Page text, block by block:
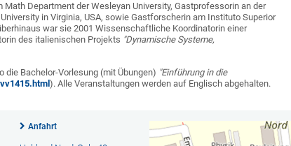
Math Department der Wesleyan University, Gastprofessorin an der
in Virginia, USA, sowie Gastforscherin am Instituto Superior
war sie 2001 Wissenschaftliche Koordinatorin einer
des italienischen Projekts "Dynamische Systeme,
Bachelor-Vorlesung (mit Übungen) "Einführung in die
). Alle Veranstaltungen werden auf Englisch abgehalten.
Anfahrt